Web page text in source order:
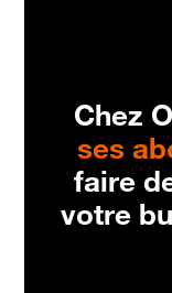
Chez
ses
faire
votre